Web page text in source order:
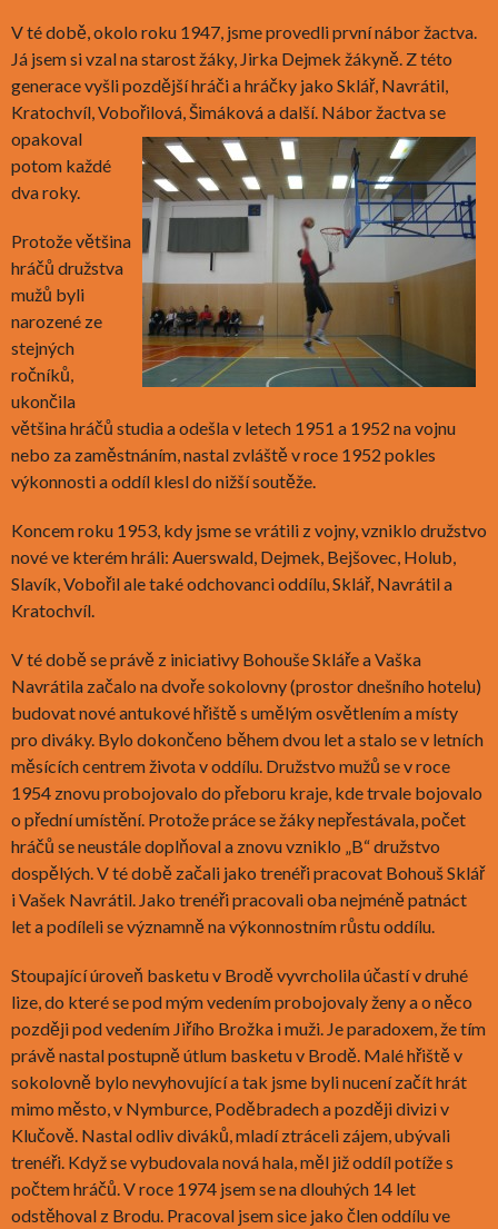
V té době, okolo roku 1947, jsme provedli první nábor žactva.
Já jsem si vzal na starost žáky, Jirka Dejmek žákyně. Z této
generace vyšli pozdější hráči a hráčky jako Sklář, Navrátil,
Kratochvíl, Vobořilová, Šimáková a další. Nábor žactva se
opakoval
potom každé
dva roky.
Protože většina
hráčů družstva
mužů byli
narozené ze
stejných
ročníků,
ukončila
většina hráčů studia a odešla v letech 1951 a 1952 na vojnu
nebo za zaměstnáním, nastal zvláště v roce 1952 pokles
výkonnosti a oddíl klesl do nižší soutěže.
Koncem roku 1953, kdy jsme se vrátili z vojny, vzniklo družstvo
nové ve kterém hráli: Auerswald, Dejmek, Bejšovec, Holub,
Slavík, Vobořil ale také odchovanci oddílu, Sklář, Navrátil a
Kratochvíl.
V té době se právě z iniciativy Bohouše Skláře a Vaška
Navrátila začalo na dvoře sokolovny (prostor dnešního hotelu)
budovat nové antukové hřiště s umělým osvětlením a místy
pro diváky. Bylo dokončeno během dvou let a stalo se v letních
měsících centrem života v oddílu. Družstvo mužů se v roce
1954 znovu probojovalo do přeboru kraje, kde trvale bojovalo
o přední umístění. Protože práce se žáky nepřestávala, počet
hráčů se neustále doplňoval a znovu vzniklo „B“ družstvo
dospělých. V té době začali jako trenéři pracovat Bohouš Sklář
i Vašek Navrátil. Jako trenéři pracovali oba nejméně patnáct
let a podíleli se významně na výkonnostním růstu oddílu.
Stoupající úroveň basketu v Brodě vyvrcholila účastí v druhé
lize, do které se pod mým vedením probojovaly ženy a o něco
později pod vedením Jiřího Brožka i muži. Je paradoxem, že tím
právě nastal postupně útlum basketu v Brodě. Malé hřiště v
sokolovně bylo nevyhovující a tak jsme byli nucení začít hrát
mimo město, v Nymburce, Poděbradech a později divizi v
Klučově. Nastal odliv diváků, mladí ztráceli zájem, ubývali
trenéři. Když se vybudovala nová hala, měl již oddíl potíže s
počtem hráčů. V roce 1974 jsem se na dlouhých 14 let
odstěhoval z Brodu. Pracoval jsem sice jako člen oddílu ve